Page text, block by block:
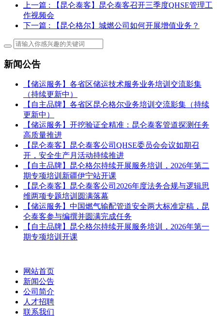
上一篇 : 【昆仑泰客】昆仑泰客召开三季度QHSE管理工
作视频会
下一篇 : 【昆仑格尔】城燃公司如何开展增值业务？
新闻公告
【储运服务】各省区储运技术服务业务培训交流影集
（持续更新中）
【自主品牌】各省区昆仑格尔业务培训交流影集（持续
更新中）
【储运服务】开挖验证全精准：昆仑泰客管道探测任务
高质量推进
【昆仑泰客】昆仑泰客公司QHSE委员会会议如期召
开，安全生产月活动持续推进
【自主品牌】昆仑格尔持续开展服务培训，2026年第二
期专项培训新疆伊宁站开课
【昆仑泰客】昆仑泰客公司2026年度法务合规与逻辑思
维两项专题培训圆满落幕
【储运服务】中国燃气输配管道安全两大标准定稿，昆
仑泰客参与编撰并圆满完成任务
【自主品牌】昆仑格尔持续开展服务培训，2026年第一
期专项培训开课
网站首页
新闻公告
公司简介
人才招聘
联系我们